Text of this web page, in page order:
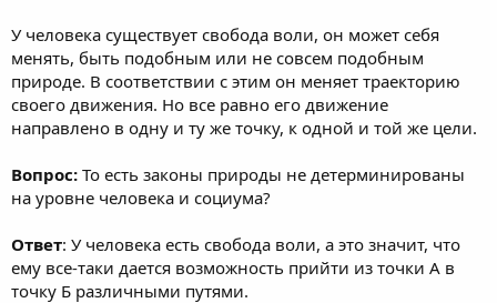
У человека существует свобода воли, он может себя
менять, быть подобным или не совсем подобным
природе. В соответствии с этим он меняет траекторию
своего движения. Но все равно его движение
направлено в одну и ту же точку, к одной и той же цели.
Вопрос: То есть законы природы не детерминированы
на уровне человека и социума?
Ответ: У человека есть свобода воли, а это значит, что
ему все-таки дается возможность прийти из точки А в
точку Б различными путями.